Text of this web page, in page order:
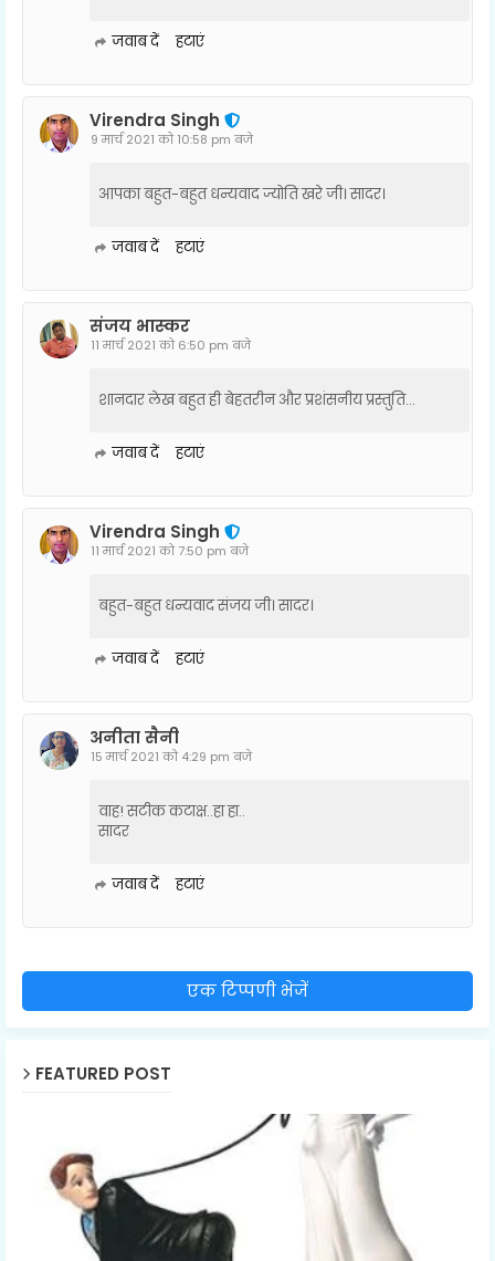
जवाब दें हटाएं
Virendra Singh
9 मार्च 2021 को 10:58 pm बजे
आपका बहुत-बहुत धन्यवाद ज्योति खरे जी। सादर।
जवाब दें हटाएं
संजय भास्‍कर
11 मार्च 2021 को 6:50 pm बजे
शानदार लेख बहुत ही बेहतरीन और प्रशंसनीय प्रस्तुति...
जवाब दें हटाएं
Virendra Singh
11 मार्च 2021 को 7:50 pm बजे
बहुत-बहुत धन्यवाद संजय जी। सादर।
जवाब दें हटाएं
अनीता सैनी
15 मार्च 2021 को 4:29 pm बजे
वाह! सटीक कटाक्ष..हा हा..
सादर
जवाब दें हटाएं
एक टिप्पणी भेजें
FEATURED POST